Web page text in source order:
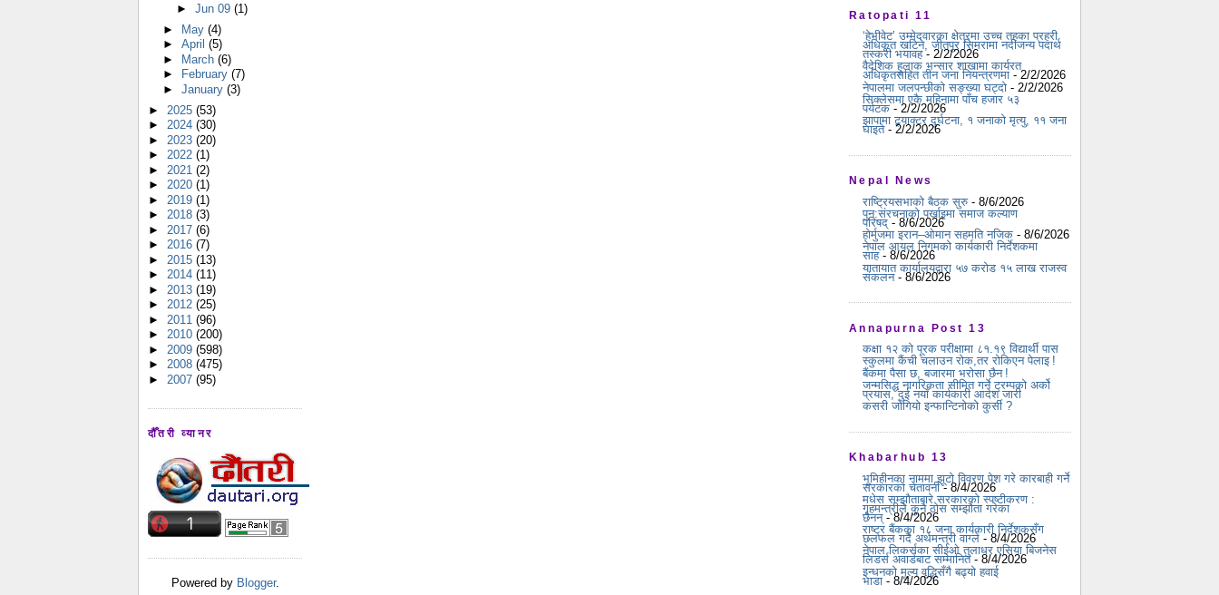
►Jun 09(1)
► May (4)
► April (5)
► March (6)
►
February (7)
► January (3)
► 2025 (53)
► 2024 (30)
► 2023 (20)
► 2022 (1)
► 2021 (2)
► 2020 (1)
► 2019 (1)
► 2018 (3)
► 2017 (6)
► 2016 (7)
► 2015 (13)
► 2014 (11)
► 2013 (19)
► 2012 (25)
► 2011 (96)
► 2010 (200)
► 2009 (598)
► 2008 (475)
► 2007 (95)
दौँतरी व्यानर
Powered by Blogger.
Ratopati 11
‘हेभीवेट’ उम्मेदवारका क्षेत्रमा उच्च तहका प्रहरी
अधिकृत खटिने, जीतपुर सिमरामा नदीजन्य पदार्थ
तस्करी भयावह- 2/2/2026
वैदेशिक हुलाक भन्सार शाखामा कार्यरत
अधिकृतसहित तीन जना नियन्त्रणमा - 2/2/2026
नेपालमा जलपन्छीको सङ्ख्या घट्दो - 2/2/2026
सिक्लेसमा एकै महिनामा पाँच हजार ५३
पर्यटक - 2/2/2026
झापामा ट्र्याक्टर दुर्घटना, १ जनाको मृत्यु, ११ जना
घाइते- 2/2/2026
Nepal News
राष्ट्रियसभाको बैठक सुरु- 8/6/2026
पुन:संरचनाको पर्खाइमा समाज कल्याण
परिषद् - 8/6/2026
होर्मुजमा इरान–ओमान सहमति नजिक - 8/6/2026
नेपाल आयल निगमको कार्यकारी निर्देशकमा
साह- 8/6/2026
यातायात कार्यालयद्वारा ५७ करोड १५ लाख राजस्व
संकलन- 8/6/2026
Annapurna Post 13
कक्षा १२ को पूरक परीक्षामा ८१.१९ विद्यार्थी पास
स्कुलमा कैंची चलाउन रोक,तर रोकिएन पेलाइ !
बैंकमा पैसा छ, बजारमा भरोसा छैन !
जन्मसिद्ध नागरिकता सीमित गर्ने ट्रम्पको अर्को
प्रयास, दुई नयाँ कार्यकारी आदेश जारी
कसरी जोगियो इन्फान्टिनोको कुर्सी ?
Khabarhub 13
भूमिहीनका नाममा झूटो विवरण पेश गरे कारबाही गर्ने
सरकारको चेतावनी- 8/4/2026
मधेस सम्झौताबारे सरकारको स्पष्टीकरण :
गृहमन्त्रीले कुनै ठोस सम्झौता गरेका
छैनन्- 8/4/2026
राष्ट्र बैंकका १८ जना कार्यकारी निर्देशकसँग
छलफल गर्दै अर्थमन्त्री वाग्ले - 8/4/2026
नेपाल लिकर्सका सीईओ तुलाधर एसिया बिजनेस
लिडर्स अवार्डबाट सम्मानित- 8/4/2026
इन्धनको मूल्य वृद्धिसँगै बढ्यो हवाई
भाडा- 8/4/2026